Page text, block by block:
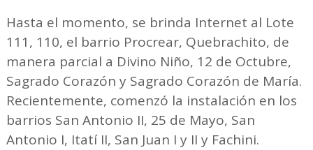
Hasta el momento, se brinda Internet al Lote
111, 110, el barrio Procrear, Quebrachito, de
manera parcial a Divino Niño, 12 de Octubre,
Sagrado Corazón y Sagrado Corazón de María.
Recientemente, comenzó la instalación en los
barrios San Antonio II, 25 de Mayo, San
Antonio I, Itatí II, San Juan I y II y Fachini.